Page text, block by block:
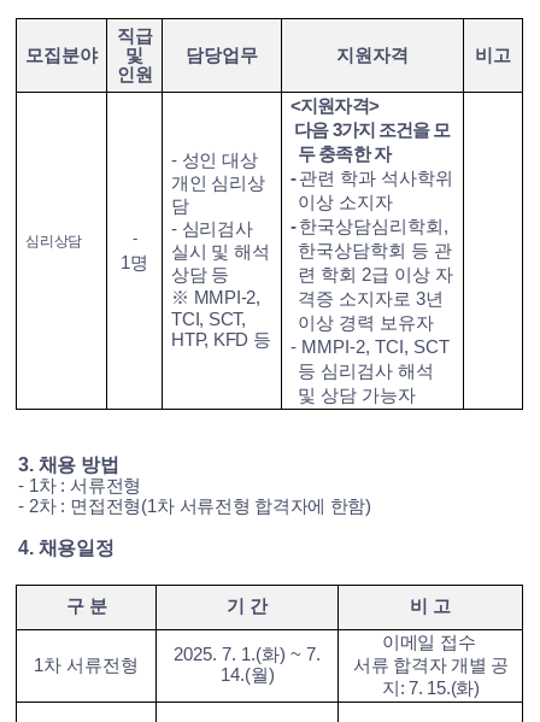
모집분야
직급
및
인원
담당업무 지원자격 비고
심리상담 -
1 명
- 성인 대상
개인 심리상
담
- 심리검사
실시 및 해석
상담 등
※ MMPI-2,
TCI, SCT,
HTP, KFD 등
<지원자격>
다음 3가지 조건을 모
두 충족한 자
-관련 학과 석사학위
이상 소지자
-한국상담심리학회,
한국상담학회 등 관
련 학회 2급 이상 자
격증 소지자로 3년
이상 경력 보유자
- MMPI-2, TCI, SCT
등 심리검사 해석
및 상담 가능자
3. 채용 방법
- 1 차 :서류전형
- 2차 : 면접전형(1 차 서류전형 합격자에 한함)
4. 채용일정
구 분 기 간 비 고
1 차 서류전형
2025. 7. 1.(화) ~ 7.
14.(월)
이메일 접수
서류 합격자 개별 공
지: 7. 15.(화)